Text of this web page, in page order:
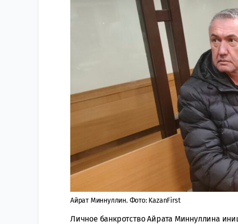
Айрат Миннуллин. Фото: KazanFirst
Личное банкротство Айрата Миннуллина